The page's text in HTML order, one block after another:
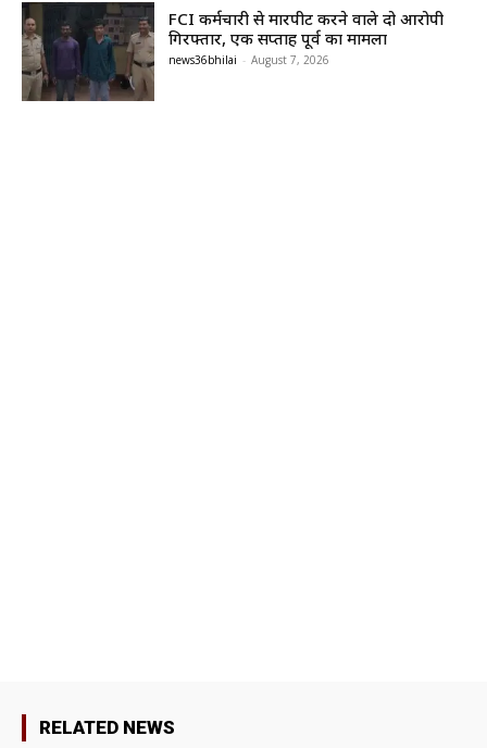
FCI कर्मचारी से मारपीट करने वाले दो आरोपी
गिरफ्तार, एक सप्ताह पूर्व का मामला
news36bhilai - August 7, 2026
RELATED NEWS